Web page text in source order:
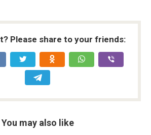
Please share to your friends:
You may also like